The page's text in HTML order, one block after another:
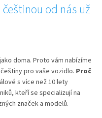
od nás už
doma. Proto vám nabízíme
pro vaše vozidlo. Proč
s více než 10 lety
kteří se specializují na
značek a modelů.